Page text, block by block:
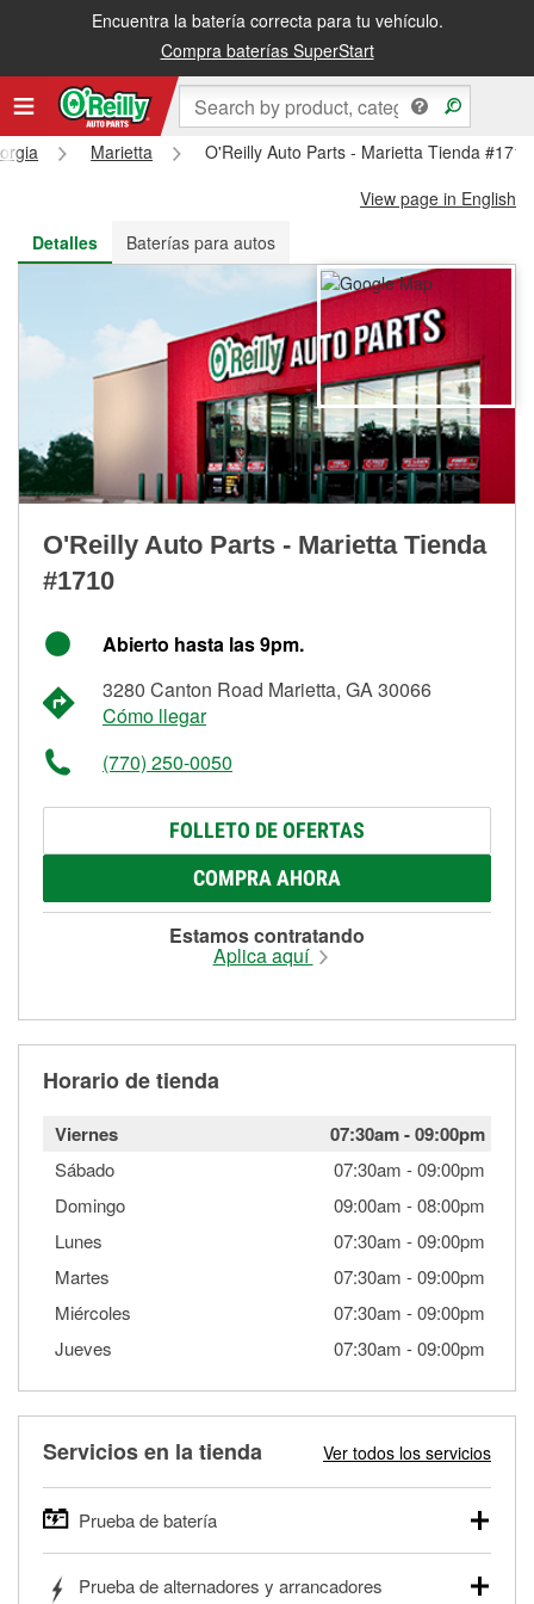
Encuentra la batería correcta para tu vehículo.
Compra baterías SuperStart
Recibe tu orden gratis al día siguiente o recógela en la tienda
Marietta
O'Reilly Auto Parts - Marietta Tienda #1710
View page in English
Detalles
Baterías para autos
O'Reilly Auto Parts - Marietta Tienda
#1710
Abierto hasta las 9pm.
3280 Canton Road Marietta, GA 30066
Cómo llegar
(770) 250-0050
FOLLETO DE OFERTAS
COMPRA AHORA
Estamos contratando
Aplica aquí
Horario de tienda
Viernes 07:30am-09:00pm
Sábado 07:30am -09:00pm
Domingo
09:00am -08:00pm
Lunes
07:30am -09:00pm
Martes
07:30am -09:00pm
Miércoles
07:30am -09:00pm
Jueves
07:30am -09:00pm
Servicios en la tienda Ver todos los servicios
Prueba de batería
autos, camionetas, SUVs, vehículos comerciales y
Prueba de alternadores y arrancadores